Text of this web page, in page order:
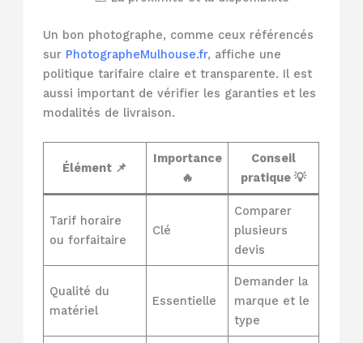
Un bon photographe, comme ceux référencés
sur PhotographeMulhouse.fr, affiche une
politique tarifaire claire et transparente. Il est
aussi important de vérifier les garanties et les
modalités de livraison.
Élément 📌
Importance
🔥
Conseil
pratique 💡
Tarif horaire
ou forfaitaire
Clé
Comparer
plusieurs
devis
Qualité du
matériel
Essentielle
Demander la
marque et le
type